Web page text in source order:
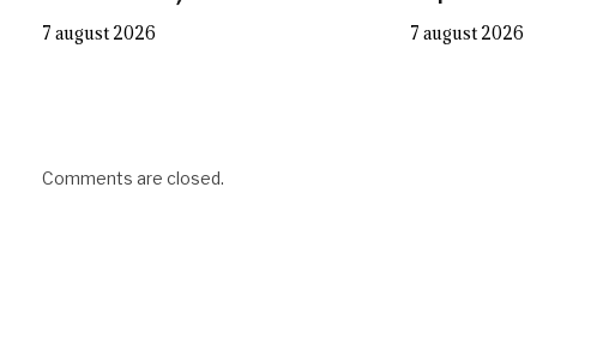
7 august 2026 7 august 2026
Comments are closed.